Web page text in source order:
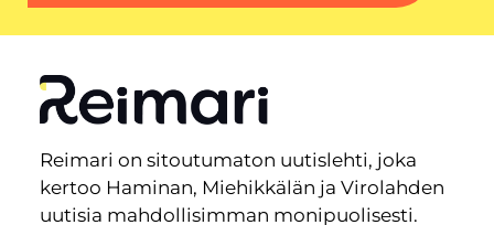
Reimari on sitoutumaton uutislehti, joka
kertoo Haminan, Miehikkälän ja Virolahden
uutisia mahdollisimman monipuolisesti.